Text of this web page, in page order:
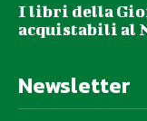
I libri della
acquistabili al
Newsletter